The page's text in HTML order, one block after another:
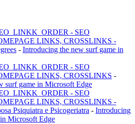
- SEO
LINKS, CROSSLINKS -
- Introducing the new surf game in
- SEO
LINKS, CROSSLINKS -
surf game in Microsoft Edge
- SEO
LINKS, CROSSLINKS -
Psiquiatra e Psicogeriatra - Introducing
Microsoft Edge